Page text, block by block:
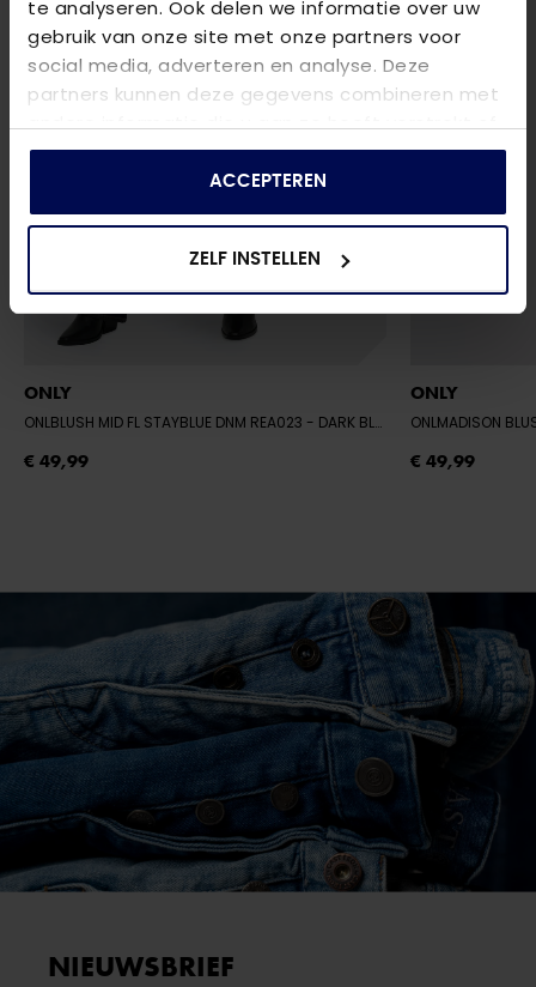
te analyseren. Ook delen we informatie over uw
gebruik van onze site met onze partners voor
social media, adverteren en analyse. Deze
partners kunnen deze gegevens combineren met
andere informatie die u aan ze heeft verstrekt of
die ze hebben verzameld op basis van uw gebruik
ACCEPTEREN
ZELF INSTELLEN
ONLY
ONLBLUSH MID FL STAYBLUE DNM REA023 - DARK BLUE DENIM
€ 49,99
ONLY
ONLMADISON
€ 49,99
NIEUWSBRIEF